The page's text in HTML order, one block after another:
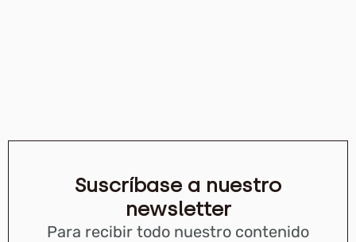
Suscríbase a nuestro
newsletter
Para recibir todo nuestro contenido